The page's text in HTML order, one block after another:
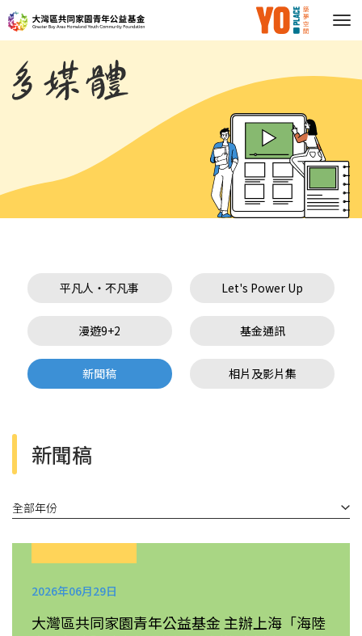
多
平凡人・不凡事 Let's Power Up
漫遊9+2 基金通訊
新聞稿 相片及影片集
新聞稿
全部年份
2026年06月29日
大灣區共同家園青年公益基金 主辦上海「海陸